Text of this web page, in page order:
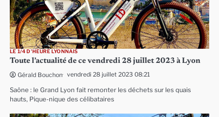
LE 1/4 D'HEURE LYONNAIS
Toute l’actualité de ce vendredi 28 juillet 2023 à Lyon
Gérald Bouchon vendredi 28 juillet 2023 08:21
Saône : le Grand Lyon fait remonter les déchets sur les quais
hauts, Pique-nique des célibataires